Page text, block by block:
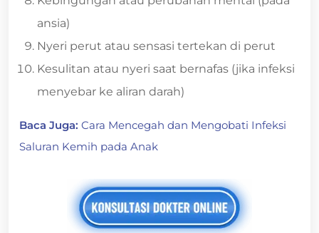
ansia)
Nyeri perut atau sensasi tertekan di perut
Kesulitan atau nyeri saat bernafas (jika infeksi
menyebar ke aliran darah)
Baca Juga: Cara Mencegah dan Mengobati Infeksi
Saluran Kemih pada Anak